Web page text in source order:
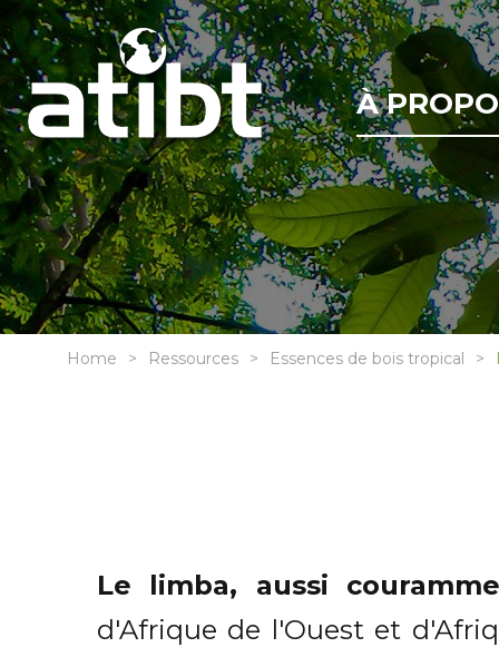
À
Home Ressources Essences de bois tropical
Le limba, aussi
d'Afrique de l'Ouest et